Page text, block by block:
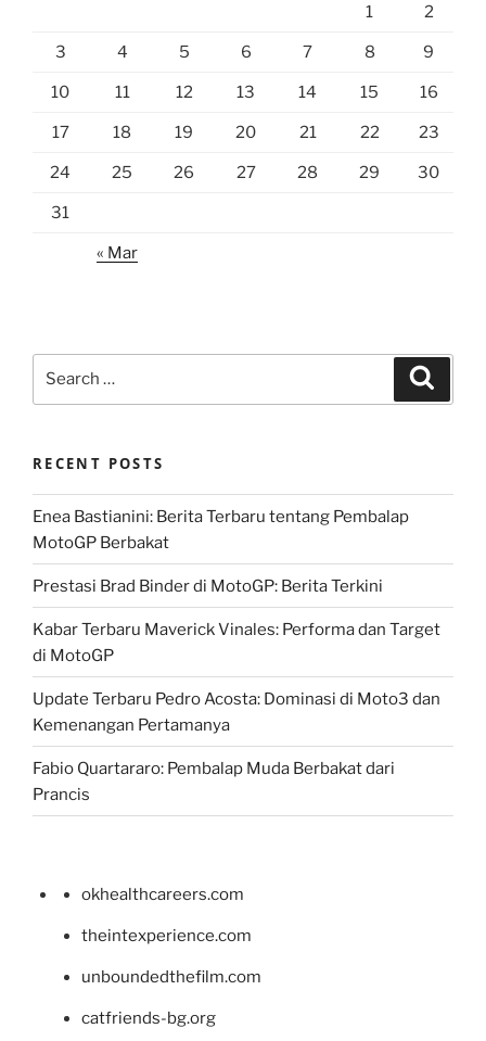
1 2
3 4 5 6 7 8 9
10 11 12 13 14 15 16
17 18 19 20 21 22 23
24 25 26 27 28 29 30
31
« Mar
RECENT POSTS
Enea Bastianini: Berita Terbaru tentang Pembalap
MotoGP Berbakat
Prestasi Brad Binder di MotoGP: Berita Terkini
Kabar Terbaru Maverick Vinales: Performa dan Target
di MotoGP
Update Terbaru Pedro Acosta: Dominasi di Moto3 dan
Kemenangan Pertamanya
Fabio Quartararo: Pembalap Muda Berbakat dari
Prancis
okhealthcareers.com
theintexperience.com
unboundedthefilm.com
catfriends-bg.org